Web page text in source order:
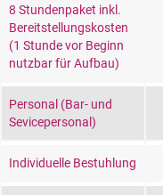
8 Stundenpaket inkl.
Bereitstellungskosten
(1 Stunde vor Beginn
nutzbar für Aufbau)
Personal (Bar- und
Sevicepersonal)
Individuelle Bestuhlung